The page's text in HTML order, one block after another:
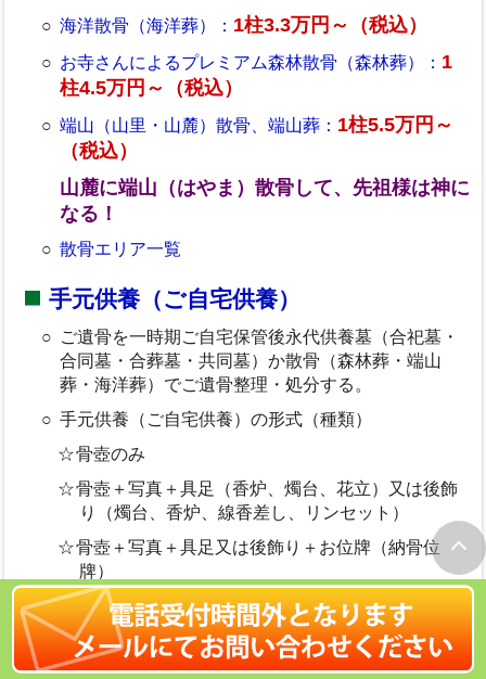
海洋散骨（海洋葬）： 1柱3.3万円～（税込）
お寺さんによるプレミアム森林散骨（森林葬）： 1
柱4.5万円～（税込）
端山（山里・山麓）散骨、端山葬： 1柱5.5万円～
（税込）
山麓に端山（はやま）散骨して、先祖様は神に
なる！
散骨エリア一覧
手元供養（ご自宅供養）
ご遺骨を一時期ご自宅保管後永代供養墓（合祀墓・
合同墓・合葬墓・共同墓）か散骨（森林葬・端山
葬・海洋葬）でご遺骨整理・処分する。
手元供養（ご自宅供養）の形式（種類）
骨壺のみ
骨壺＋写真＋具足（香炉、燭台、花立）又は後飾
り（燭台、香炉、線香差し、リンセット）
骨壺＋写真＋具足又は後飾り＋お位牌（納骨位
牌）
ご遺骨の宝飾化（ダイヤモンド・真珠など）
ペンダントへの納骨